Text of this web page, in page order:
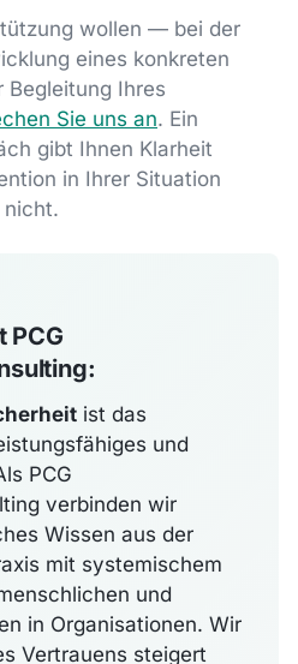
wollen — bei der
eines konkreten
Begleitung Ihres
Sie uns an. Ein
gibt Ihnen Klarheit
in Ihrer Situation
nicht.
PCG
ist das
und
PCG
verbinden wir
Wissen aus der
mit systemischem
und
in Organisationen. Wir
Vertrauens steigert